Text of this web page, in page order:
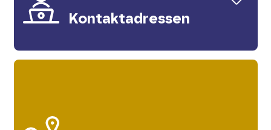
Kontaktadressen
Tel. 06551 / 8839100